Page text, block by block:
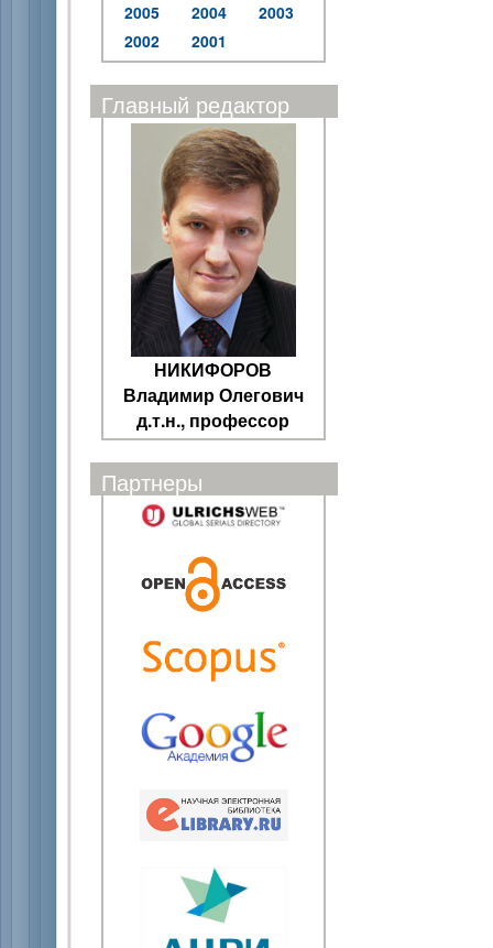
2005
2004
2003
2002
2001
Главный редактор
НИКИФОРОВ
Владимир Олегович
д.т.н., профессор
Партнеры